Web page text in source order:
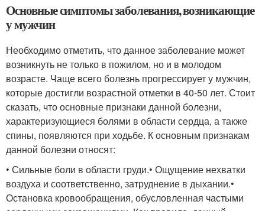
Основные симптомы заболевания, возникающие
у мужчин
Необходимо отметить, что данное заболевание может
возникнуть не только в пожилом, но и в молодом
возрасте. Чаще всего болезнь прогрессирует у мужчин,
которые достигли возрастной отметки в 40-50 лет. Стоит
сказать, что основные признаки данной болезни,
характеризующиеся болями в области сердца, а также
спины, появляются при ходьбе. К основным признакам
данной болезни относят:
• Сильные боли в области груди.• Ощущение нехватки
воздуха и соответственно, затруднение в дыхании.•
Остановка кровообращения, обусловленная частыми